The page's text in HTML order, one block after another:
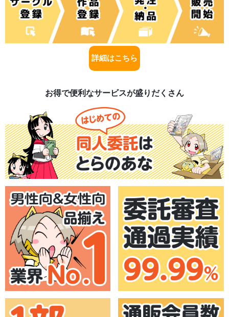
詳細はこちら
お得で便利なサービスが盛りだくさん